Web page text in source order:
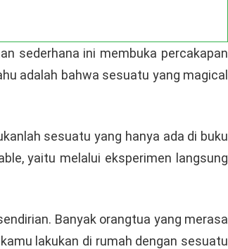
sederhana ini membuka percakapan
adalah bahwa sesuatu yang magical
sesuatu yang hanya ada di buku
yaitu melalui eksperimen langsung
Banyak orangtua yang merasa
lakukan di rumah dengan sesuatu